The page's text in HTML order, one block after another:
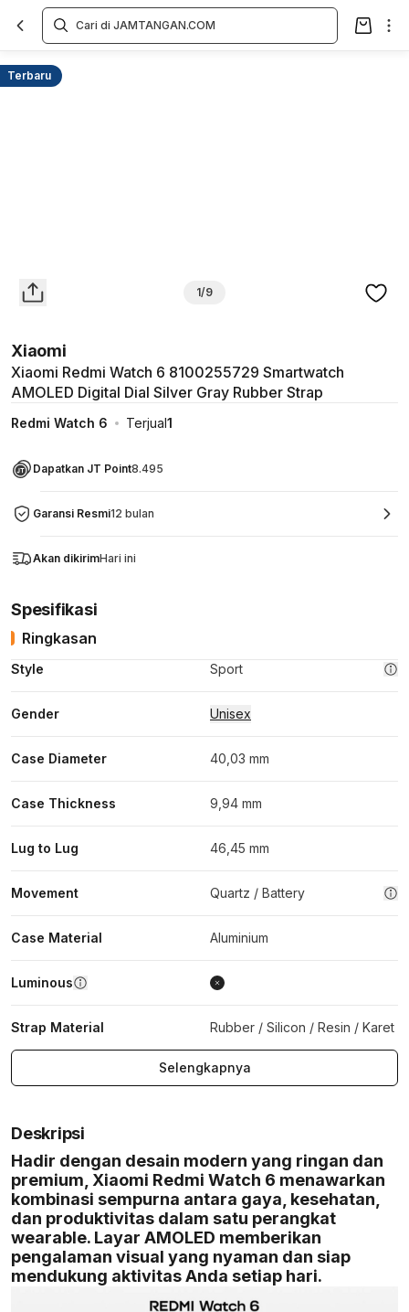
Terbaru
1/9
Xiaomi
Xiaomi Redmi Watch 6 8100255729 Smartwatch
AMOLED Digital Dial Silver Gray Rubber Strap
Redmi Watch 6 Terjual1
Dapatkan JT Point8.495
Garansi Resmi12 bulan
Akan dikirimHari ini
Overview
Spesifikasi
Ringkasan
Style Sport
Gender Unisex
Case Diameter 40,03 mm
Case Thickness 9,94 mm
Lug to Lug 46,45 mm
Movement Quartz / Battery
Case Material Aluminium
Luminous
Strap Material Rubber / Silicon / Resin / Karet
Selengkapnya
Deskripsi
Hadir dengan desain modern yang ringan dan
premium, Xiaomi Redmi Watch 6 menawarkan
kombinasi sempurna antara gaya, kesehatan,
dan produktivitas dalam satu perangkat
wearable. Layar AMOLED memberikan
pengalaman visual yang nyaman dan siap
mendukung aktivitas Anda setiap hari.